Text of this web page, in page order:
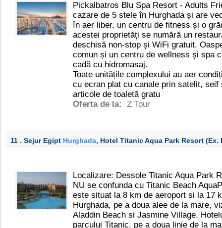
Pickalbatros Blu Spa Resort - Adults
cazare de 5 stele în Hurghada și are
în aer liber, un centru de fitness și o
acestei proprietăți se numără un
deschisă non-stop și WiFi gratuit.
comun și un centru de wellness și spa
cadă cu hidromasaj.
Toate unitățile complexului au aer
cu ecran plat cu canale prin satelit,
articole de toaletă gratu
Oferta de la:
Z Tour
11 . Sejur Egipt Hurghada, Hotel Titanic Aqua Park Resort
Localizare: Dessole Titanic Aqua Park
NU se confunda cu Titanic Beach
este situat la 8 km de aeroport si la 17
Hurghada, pe a doua alee de la mare,
Aladdin Beach si Jasmine Village.
parcului Titanic, pe a doua linie de la